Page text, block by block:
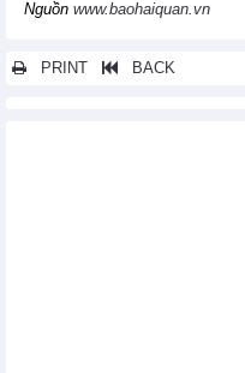
Nguồn www.baohaiquan.vn
PRINT BACK